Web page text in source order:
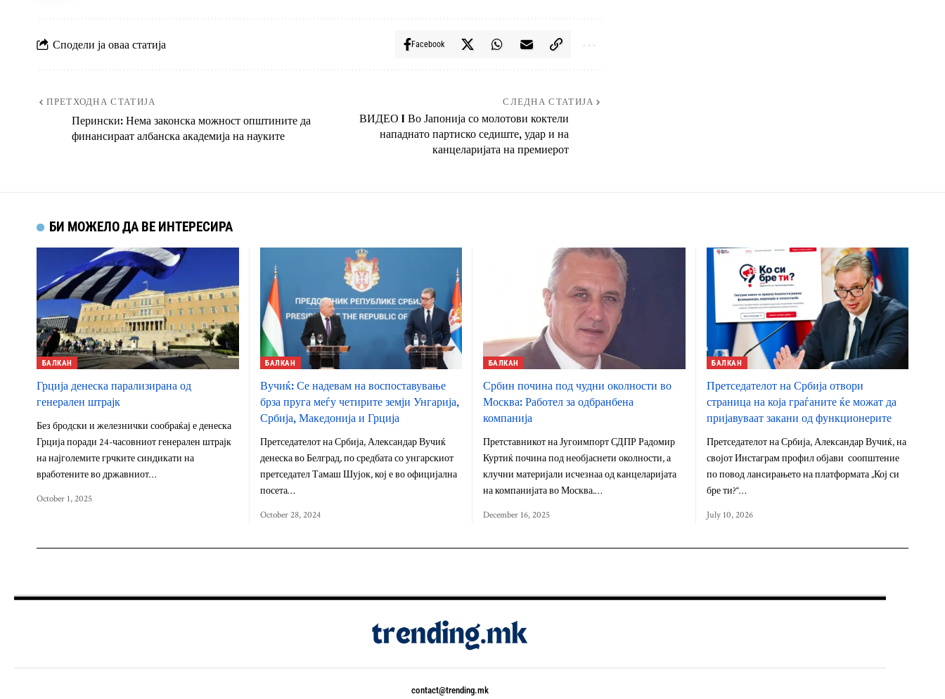
Сподели ја оваа статија Facebook
ПРЕТХОДНА СТАТИЈА
Перински: Нема законска можност општините да
финансираат албанска академија на науките
СЛЕДНА СТАТИЈА
ВИДЕО I Во Јапонија со молотови коктели
нападнато партиско седиште, удар и на
канцеларијата на премиерот
БИ МОЖЕЛО ДА ВЕ ИНТЕРЕСИРА
БАЛКАН
Грција денеска парализирана од
генерален штрајк
Без бродски и железнички сообраќај е денеска
Грција поради 24-часовниот генерален штрајк
на најголемите грчките синдикати на
вработените во државниот…
October 1, 2025
БАЛКАН
Вучиќ: Се надевам на воспоставување
брза пруга меѓу четирите земји Унгарија,
Србија, Македонија и Грција
Претседателот на Србија, Александар Вучиќ
денеска во Белград, по средбата со унгарскиот
претседател Тамаш Шујок, кој е во официјална
посета…
October 28, 2024
БАЛКАН
Србин почина под чудни околности во
Москва: Работел за одбранбена
компанија
Претставникот на Југоимпорт СДПР Радомир
Куртиќ почина под необјаснети околности, а
клучни материјали исчезнаа од канцеларијата
на компанијата во Москва.…
December 16, 2025
БАЛКАН
Претседателот на Србија отвори
страница на која граѓаните ќе можат да
пријавуваат закани од функционерите
Претседателот на Србија, Александар Вучиќ, на
својот Инстаграм профил објави соопштение
по повод лансирањето на платформата „Кој си
бре ти?“…
July 10, 2026
contact@trending.mk